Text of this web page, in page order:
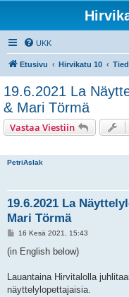
UKK
Etusivu Hirvikatu 10
19.6.2021 La
& Mari Törmä
Vastaa Viestiin
PetriAslak
19.6.2021 La
Mari Törmä
V
e
i
16 Kesä 2021, 15:43
(in English below)
Lauantaina Hirvitalolla
näyttelylopettajaisia.